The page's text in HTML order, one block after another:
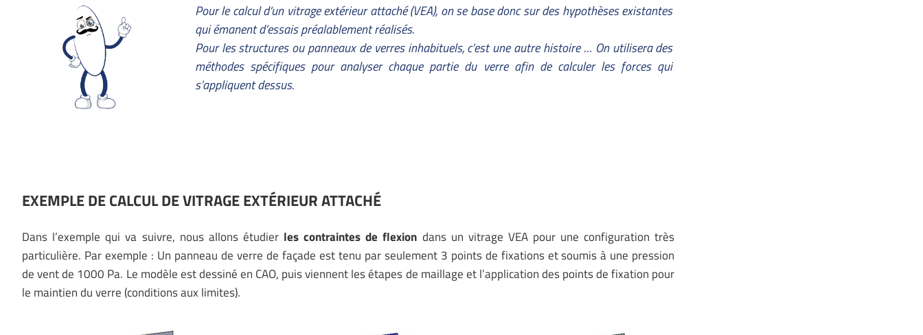
Pour le calcul d‘un vitrage extérieur attaché (VEA), on se base donc sur des hypothèses existantes
qui émanent d’essais préalablement réalisés.
Pour les structures ou panneaux de verres inhabituels, c’est une autre histoire … On utilisera des
méthodes spécifiques pour analyser chaque partie du verre afin de calculer les forces qui
s’appliquent dessus.
EXEMPLE DE CALCUL DE VITRAGE EXTÉRIEUR ATTACHÉ
Dans l’exemple qui va suivre, nous allons étudierles contraintes de flexion dans un vitrage VEA pour une configuration très
particulière. Par exemple : Un panneau de verre de façade est tenu par seulement 3 points de fixations et soumis à une pression
de vent de 1000 Pa. Le modèle est dessiné en CAO, puis viennent les étapes de maillage et l’application des points de fixation pour
le maintien du verre (conditions aux limites).